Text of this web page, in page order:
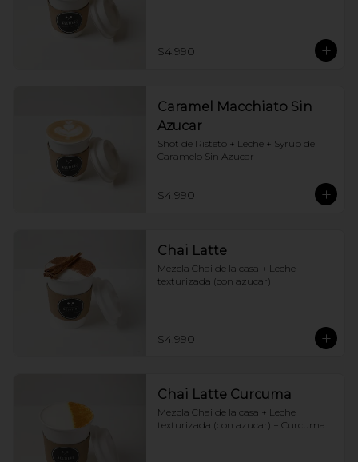
$4.990
Caramel Macchiato Sin
Azucar
Shot de Risteto + Leche + Syrup de
Caramelo Sin Azucar
$4.990
Chai Latte
Mezcla Chai de la casa + Leche
texturizada (con azucar)
$4.990
Chai Latte Curcuma
Mezcla Chai de la casa + Leche
texturizada (con azucar) + Curcuma